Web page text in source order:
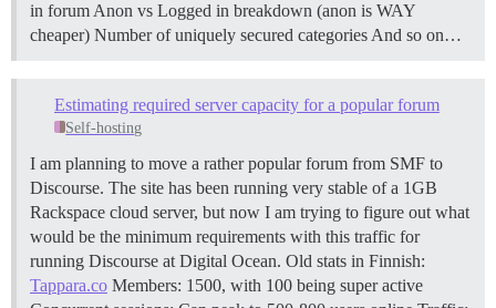
in forum Anon vs Logged in breakdown (anon is WAY
cheaper) Number of uniquely secured categories And so on…
Estimating required server capacity for a popular forum
Self-hosting
I am planning to move a rather popular forum from SMF to
Discourse. The site has been running very stable of a 1GB
Rackspace cloud server, but now I am trying to figure out what
would be the minimum requirements with this traffic for
running Discourse at Digital Ocean. Old stats in Finnish:
Tappara.co Members: 1500, with 100 being super active